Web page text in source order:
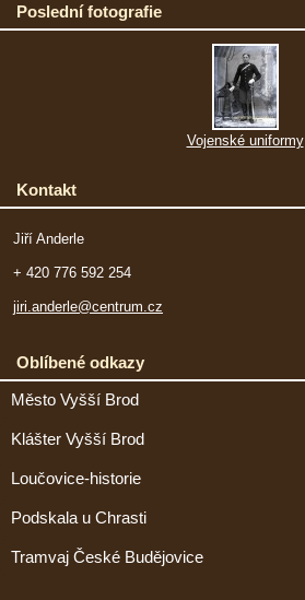
Poslední fotografie
Vojenské uniformy
Kontakt
Jiří Anderle
+ 420 776 592 254
jiri.anderle@centrum.cz
Oblíbené odkazy
Město Vyšší Brod
Klášter Vyšší Brod
Loučovice-historie
Podskala u Chrasti
Tramvaj České Budějovice